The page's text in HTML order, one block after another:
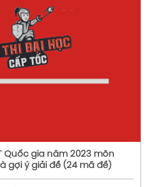
Xem chi tiết
Quốc gia năm 2023 môn
gợi ý giải đề (24 mã đề)